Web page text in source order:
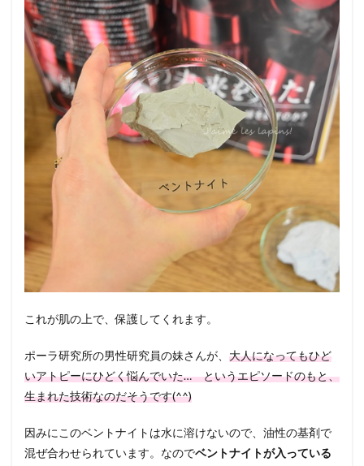
これが肌の上で、保護してくれます。
ポーラ研究所の男性研究員の妹さんが、 大人になってもひど
いアトピーにひどく悩んでいた… というエピソードのもと、
生まれた技術なのだそうです(^^)
因みにこのベントナイトは水に溶けないので、油性の基剤で
混ぜ合わせられています。なのでベントナイトが入っている